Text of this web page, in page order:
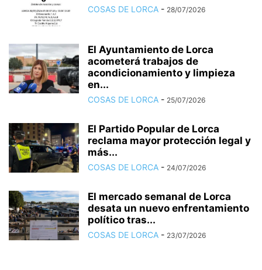
COSAS DE LORCA - 28/07/2026
El Ayuntamiento de Lorca
acometerá trabajos de
acondicionamiento y limpieza
en...
COSAS DE LORCA - 25/07/2026
El Partido Popular de Lorca
reclama mayor protección legal y
más...
COSAS DE LORCA - 24/07/2026
El mercado semanal de Lorca
desata un nuevo enfrentamiento
político tras...
COSAS DE LORCA - 23/07/2026